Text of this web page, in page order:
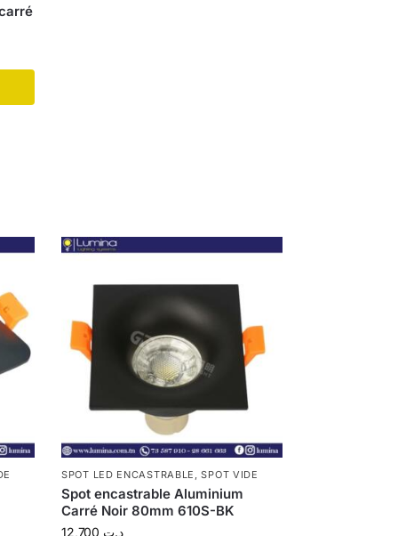
SPOT LED ENCASTRABLE ,SPOT VIDE
Spot encastrable Aluminium
Carré Noir 80mm 610S-BK
د.ت